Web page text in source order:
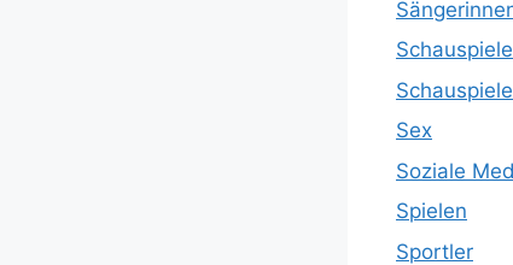
Sex
Soziale
Spielen
Sportler